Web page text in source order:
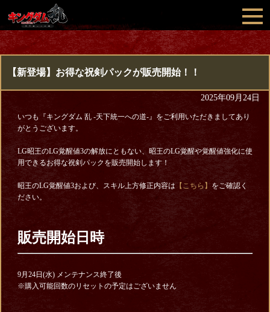
【新登場】お得な祝剣パックが販売開始！！
2025年09月24日
いつも『キングダム 乱 -天下統一への道-』をご利用いただきましてあり
がとうございます。
LG昭王のLG覚醒値3の解放にともない、昭王のLG覚醒や覚醒値強化に使
用できるお得な祝剣パックを販売開始します！
昭王のLG覚醒値3および、スキル上方修正内容は 【こちら】 をご確認く
ださい。
販売開始日時
9月24日(水) メンテナンス終了後
※購入可能回数のリセットの予定はございません